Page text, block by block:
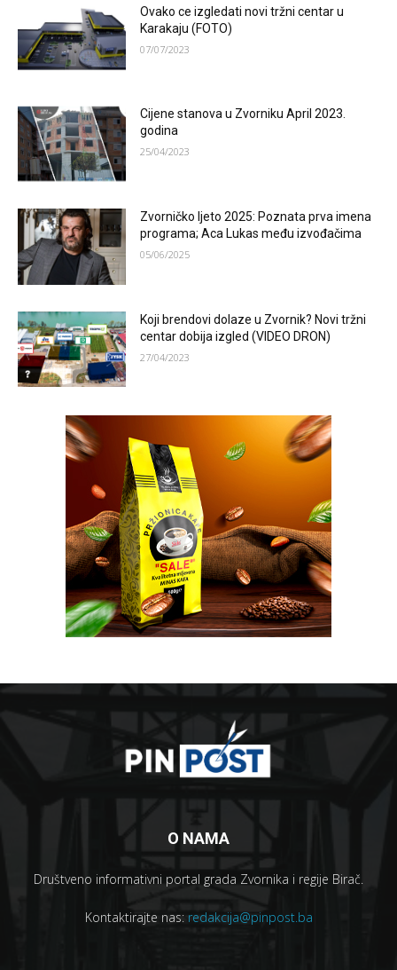
Ovako ce izgledati novi tržni centar u
Karakaju (FOTO)
07/07/2023
Cijene stanova u Zvorniku April 2023.
godina
25/04/2023
Zvorničko ljeto 2025: Poznata prva imena
programa; Aca Lukas među izvođačima
05/06/2025
Koji brendovi dolaze u Zvornik? Novi tržni
centar dobija izgled (VIDEO DRON)
27/04/2023
O NAMA
Društveno informativni portal grada Zvornika i regije Birač.
Kontaktirajte nas: redakcija@pinpost.ba